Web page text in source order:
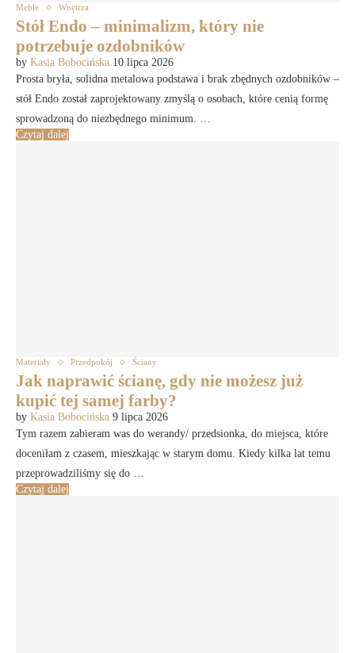
Meble Wnętrza
Stół Endo – minimalizm, który nie
potrzebuje ozdobników
by Kasia Bobocińska 10 lipca 2026
Prosta bryła, solidna metalowa podstawa i brak zbędnych ozdobników –
stół Endo został zaprojektowany zmyślą o osobach, które cenią formę
sprowadzoną do niezbędnego minimum. …
Czytaj dalej
Materiały Przedpokój Ściany
Jak naprawić ścianę, gdy nie możesz już
kupić tej samej farby?
by Kasia Bobocińska 9 lipca 2026
Tym razem zabieram was do werandy/ przedsionka, do miejsca, które
doceniłam z czasem, mieszkając w starym domu. Kiedy kilka lat temu
przeprowadziliśmy się do …
Czytaj dalej